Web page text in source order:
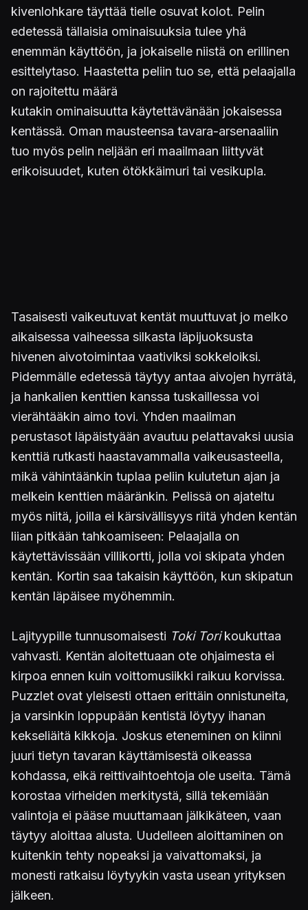
kivenlohkare täyttää tielle osuvat kolot. Pelin
edetessä tällaisia ominaisuuksia tulee yhä
enemmän käyttöön, ja jokaiselle niistä on erillinen
esittelytaso. Haastetta peliin tuo se, että pelaajalla
on rajoitettu määrä
kutakin ominaisuutta käytettävänään jokaisessa
kentässä. Oman mausteensa tavara-arsenaaliin
tuo myös pelin neljään eri maailmaan liittyvät
erikoisuudet, kuten ötökkäimuri tai vesikupla.
Tasaisesti vaikeutuvat kentät muuttuvat jo melko
aikaisessa vaiheessa silkasta läpijuoksusta
hivenen aivotoimintaa vaativiksi sokkeloiksi.
Pidemmälle edetessä täytyy antaa aivojen hyrrätä,
ja hankalien kenttien kanssa tuskaillessa voi
vierähtääkin aimo tovi. Yhden maailman
perustasot läpäistyään avautuu pelattavaksi uusia
kenttiä rutkasti haastavammalla vaikeusasteella,
mikä vähintäänkin tuplaa peliin kulutetun ajan ja
melkein kenttien määränkin. Pelissä on ajateltu
myös niitä, joilla ei kärsivällisyys riitä yhden kentän
liian pitkään tahkoamiseen: Pelaajalla on
käytettävissään villikortti, jolla voi skipata yhden
kentän. Kortin saa takaisin käyttöön, kun skipatun
kentän läpäisee myöhemmin.
Lajityypille tunnusomaisesti Toki Torikoukuttaa
vahvasti. Kentän aloitettuaan ote ohjaimesta ei
kirpoa ennen kuin voittomusiikki raikuu korvissa.
Puzzlet ovat yleisesti ottaen erittäin onnistuneita,
ja varsinkin loppupään kentistä löytyy ihanan
kekseliäitä kikkoja. Joskus eteneminen on kiinni
juuri tietyn tavaran käyttämisestä oikeassa
kohdassa, eikä reittivaihtoehtoja ole useita. Tämä
korostaa virheiden merkitystä, sillä tekemiään
valintoja ei pääse muuttamaan jälkikäteen, vaan
täytyy aloittaa alusta. Uudelleen aloittaminen on
kuitenkin tehty nopeaksi ja vaivattomaksi, ja
monesti ratkaisu löytyykin vasta usean yrityksen
jälkeen.